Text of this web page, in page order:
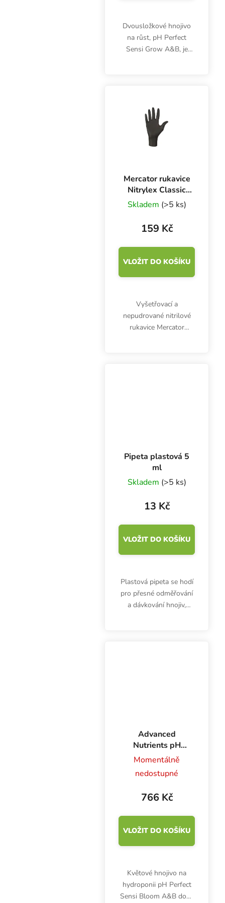
Dvousložkové hnojivo
na růst, pH Perfect
Sensi Grow A&B, je
vegetativního růstu a
zajistí...
Mercator rukavice
Nitrylex Classic
BLACK XL, 100 ks
Skladem (>5 ks)
159 Kč
VLOŽIT DO KOŠÍKU
Vyšetřovací a
nepudrované nitrilové
rukavice Mercator
Pipeta plastová 5
ml
Skladem (>5 ks)
13 Kč
VLOŽIT DO KOŠÍKU
Plastová pipeta se hodí
pro přesné odměřování
a dávkování hnojiv,
Advanced
Nutrients pH
Perfect Sensi
Bloom A+B 1 l,
základní hnojivo
Momentálně
nedostupné
766 Kč
VLOŽIT DO KOŠÍKU
Květové hnojivo na
hydroponii pH Perfect
Sensi Bloom A&B dodá